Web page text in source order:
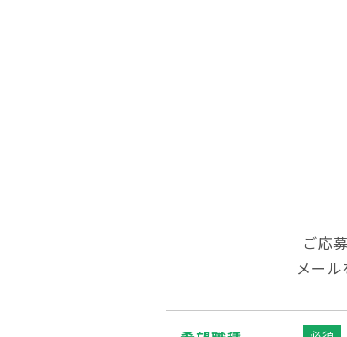
ご応
メー